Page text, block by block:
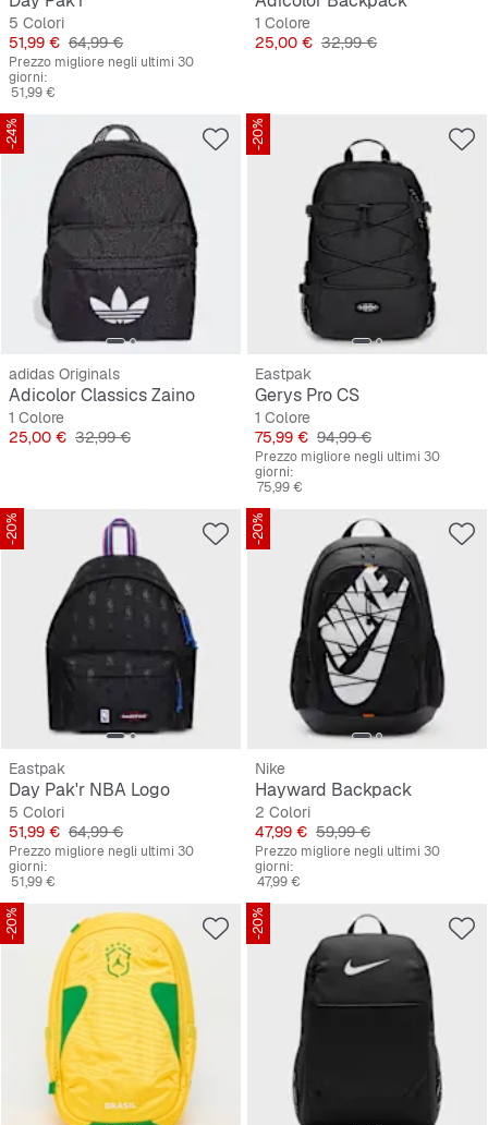
5 Colori
Prezzo
51,99 € Prezzo originale
64,99 €
Prezzo migliore negli ultimi 30
giorni:
51,99 €
1 Colore
Prezzo
25,00 € Prezzo originale
32,99 €
-24%
adidas Originals
Adicolor Classics Zaino
1 Colore
Prezzo
25,00 € Prezzo originale
32,99 €
-20%
Eastpak
Gerys Pro CS
1 Colore
Prezzo
75,99 € Prezzo originale
94,99 €
Prezzo migliore negli ultimi 30
giorni:
75,99 €
-20%
Eastpak
Day Pak'r NBA Logo
5 Colori
Prezzo
51,99 € Prezzo originale
64,99 €
Prezzo migliore negli ultimi 30
giorni:
51,99 €
-20%
Nike
Hayward Backpack
2 Colori
Prezzo
47,99 € Prezzo originale
59,99 €
Prezzo migliore negli ultimi 30
giorni:
47,99 €
-20% -20%